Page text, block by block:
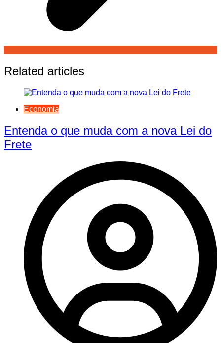
Related articles
Economia
Entenda o que muda com a nova Lei do
Frete